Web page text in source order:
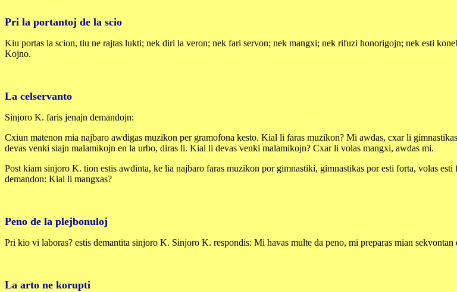
Pri la portantoj de la scio
Kiu portas la scion, tiu ne rajtas lukti; nek diri la veron; nek fari servon; nek mangxi; nek rifuzi honorigojn; nek esti
Kojno.
La celservanto
Sinjoro K. faris jenajn demandojn:
Cxiun matenon mia najbaro awdigas muzikon per gramofona kesto. Kial li faras muzikon? Mi awdas, cxar li
devas venki siajn malamikojn en la urbo, diras li. Kial li devas venki malamikojn? Cxar li volas mangxi, awdas mi.
Post kiam sinjoro K. tion estis awdinta, ke lia najbaro faras muzikon por gimnastiki, gimnastikas por esti forta, volas
demandon: Kial li mangxas?
Peno de la plejbonuloj
Pri kio vi laboras? estis demantita sinjoro K. Sinjoro K. respondis: Mi havas multe da peno, mi preparas mian sekvontan
La arto ne korupti